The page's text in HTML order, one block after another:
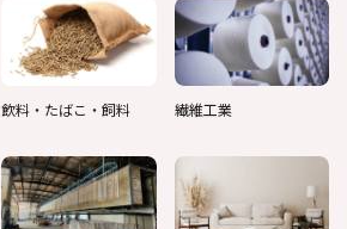
飲料・たばこ・飼料 繊維工業